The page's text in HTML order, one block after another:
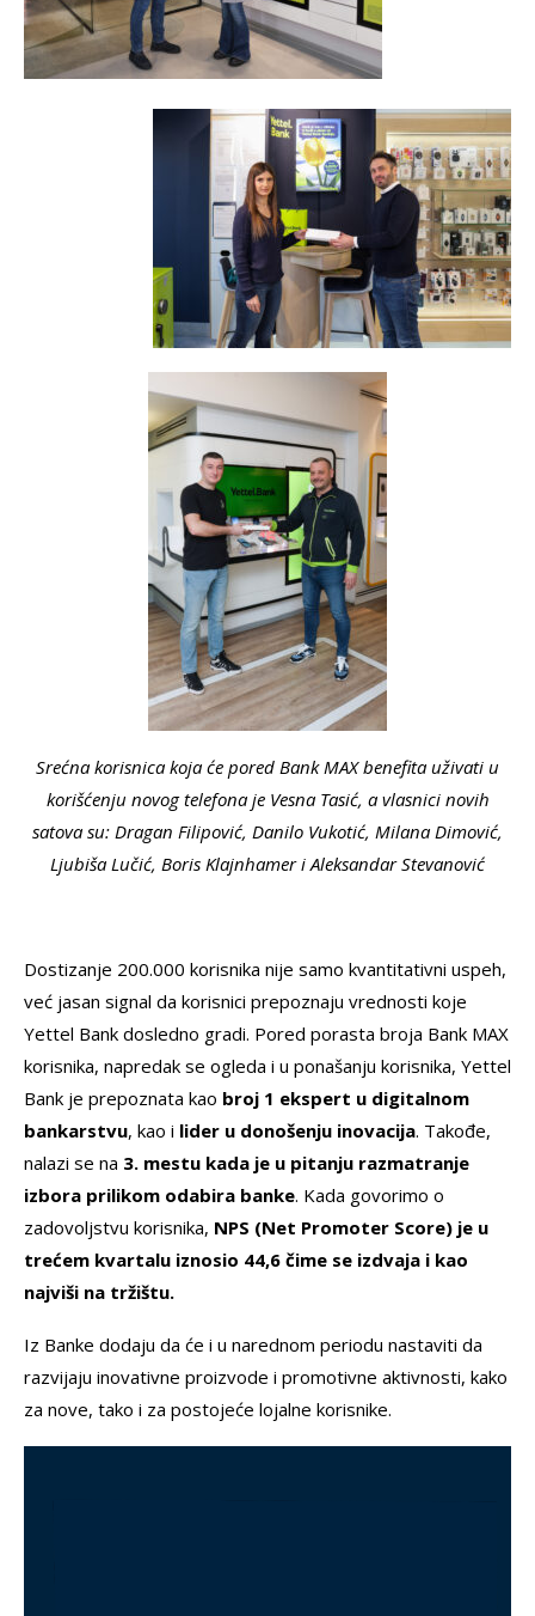
Srećna korisnica koja će pored Bank MAX benefita uživati u
korišćenju novog telefona je Vesna Tasić, a vlasnici novih
satova su: Dragan Filipović, Danilo Vukotić, Milana Dimović,
Ljubiša Lučić, Boris Klajnhamer i Aleksandar Stevanović
Dostizanje 200.000 korisnika nije samo kvantitativni uspeh,
već jasan signal da korisnici prepoznaju vrednosti koje
Yettel Bank dosledno gradi. Pored porasta broja Bank MAX
korisnika, napredak se ogleda i u ponašanju korisnika, Yettel
Bank je prepoznata kao broj 1 ekspert u digitalnom
bankarstvu, kao i lider u donošenju inovacija. Takođe,
nalazi se na 3. mestu kada je u pitanju razmatranje
izbora prilikom odabira banke. Kada govorimo o
zadovoljstvu korisnika, NPS (Net Promoter Score) je u
trećem kvartalu iznosio 44,6 čime se izdvaja i kao
najviši na tržištu.
Iz Banke dodaju da će i u narednom periodu nastaviti da
razvijaju inovativne proizvode i promotivne aktivnosti, kako
za nove, tako i za postojeće lojalne korisnike.